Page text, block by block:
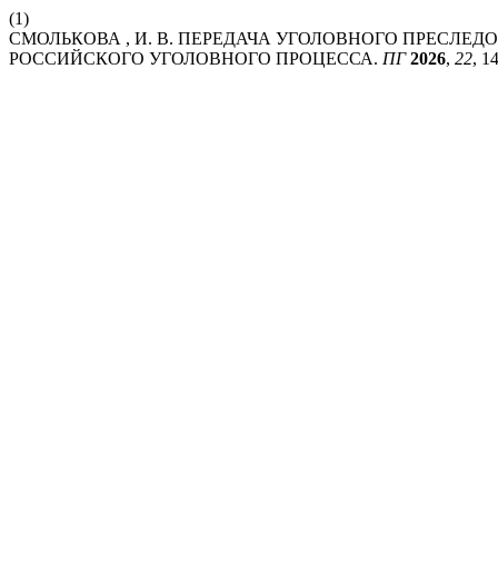
(1)
СМОЛЬКОВА , И. В. ПЕРЕДАЧА УГОЛОВНОГО
РОССИЙСКОГО УГОЛОВНОГО ПРОЦЕССА. ПГ 2026, 22,